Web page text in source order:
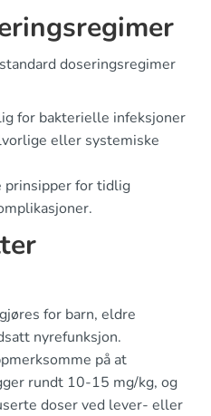
doseringsregimer
for bakterielle infeksjoner
eller systemiske
prinsipper for tidlig
for barn, eldre
nyrefunksjon.
på at
rundt 10-15 mg/kg, og
doser ved lever- eller